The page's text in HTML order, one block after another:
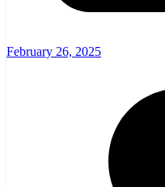
February 26, 2025